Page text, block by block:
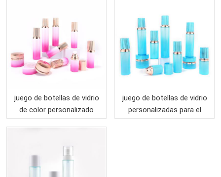
juego de botellas de vidrio
de color personalizado
para el cuidado de la piel
juego de botellas de vidrio
personalizadas para el
cuidado de la piel para